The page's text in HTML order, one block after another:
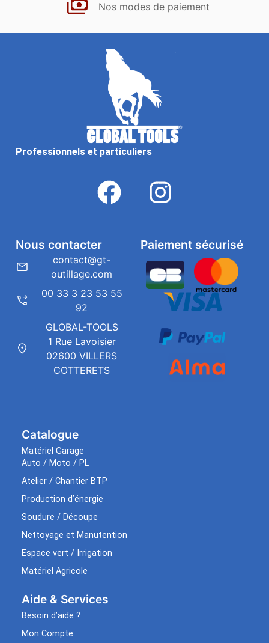
Nos modes de paiement
Professionnels et particuliers
Catalogue
Matériel Garage
Auto / Moto / PL
Atelier / Chantier BTP
Production d’énergie
Soudure / Découpe
Nettoyage et Manutention
Espace vert / Irrigation
Matériel Agricole
Aide & Services​
Besoin d’aide ?
Mon Compte
Paiement sécurisé
Nous contacter
contact@gt-
outillage.com
00 33 3 23 53 55
92
GLOBAL-TOOLS
1 Rue Lavoisier
02600 VILLERS
COTTERETS